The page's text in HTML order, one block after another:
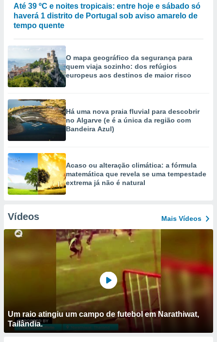
Até 39 ºC e noites tropicais: entre hoje e sábado só
haverá 1 distrito de Portugal sob aviso amarelo de
tempo quente
O mapa geográfico da segurança para
quem viaja sozinho: dos refúgios
europeus aos destinos de maior risco
Há uma nova praia fluvial para descobrir
no Algarve (e é a única da região com
Bandeira Azul)
Acaso ou alteração climática: a fórmula
matemática que revela se uma tempestade
extrema já não é natural
Vídeos Mais Vídeos
Um raio atingiu um campo de futebol em Narathiwat,
Tailândia.